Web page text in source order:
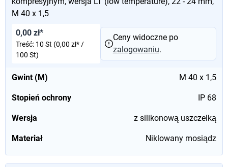
M 40 x 1,5
Gwint (M) M 40 x 1,5
Stopień ochrony IP 68
Wersja z silikonową uszczelką
Materiał Niklowany mosiądz
0,00 zł*
Treść: 10 St (0,00 zł* /
100 St)
Ceny widoczne po
zalogowaniu.